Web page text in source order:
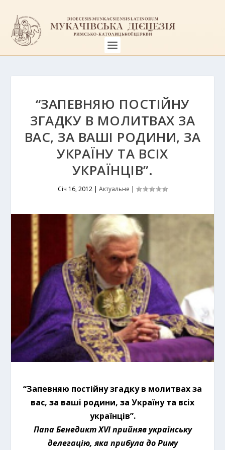
“ЗАПЕВНЯЮ ПОСТІЙНУ
ЗГАДКУ В МОЛИТВАХ ЗА
ВАС, ЗА ВАШІ РОДИНИ, ЗА
УКРАЇНУ ТА ВСІХ
УКРАЇНЦІВ”.
Січ 16, 2012 | Актуальне |
“Запевняю постійну згадку в молитвах за
вас, за ваші родини, за Україну та всіх
українців”.
Папа Бенедикт XVI прийняв українську
делегацію, яка прибула до Риму